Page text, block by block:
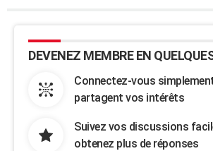
DEVENEZ MEMBRE EN
Connectez-vous
partagent vos intérêts
Suivez vos discussions
obtenez plus de réponses